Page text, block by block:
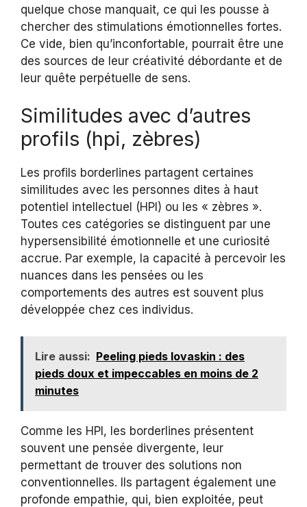
quelque chose manquait, ce qui les pousse à
chercher des stimulations émotionnelles fortes.
Ce vide, bien qu’inconfortable, pourrait être une
des sources de leur créativité débordante et de
leur quête perpétuelle de sens.
Similitudes avec d’autres
profils (hpi, zèbres)
Les profils borderlines partagent certaines
similitudes avec les personnes dites à haut
potentiel intellectuel (HPI) ou les « zèbres ».
Toutes ces catégories se distinguent par une
hypersensibilité émotionnelle et une curiosité
accrue. Par exemple, la capacité à percevoir les
nuances dans les pensées ou les
comportements des autres est souvent plus
développée chez ces individus.
Lire aussi: Peeling pieds lovaskin : des
pieds doux et impeccables en moins de 2
minutes
Comme les HPI, les borderlines présentent
souvent une pensée divergente, leur
permettant de trouver des solutions non
conventionnelles. Ils partagent également une
profonde empathie, qui, bien exploitée, peut